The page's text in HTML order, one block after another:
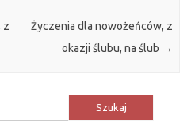
z
Życzenia dla nowożeńców, z
okazji ślubu, na ślub →